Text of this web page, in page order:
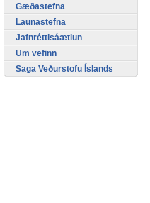
Gæðastefna
Launastefna
Jafnréttisáætlun
Um vefinn
Saga Veðurstofu Íslands